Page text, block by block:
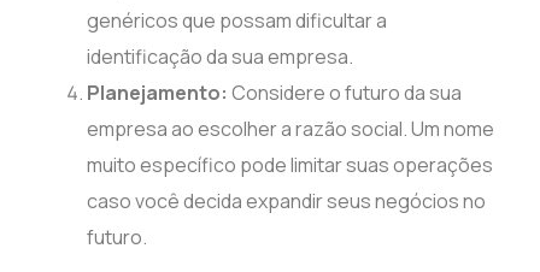
genéricos que possam dificultar a
identificação da sua empresa.
Planejamento:Considere o futuro da sua
empresa ao escolher a razão social. Um nome
muito específico pode limitar suas operações
caso você decida expandir seus negócios no
futuro.